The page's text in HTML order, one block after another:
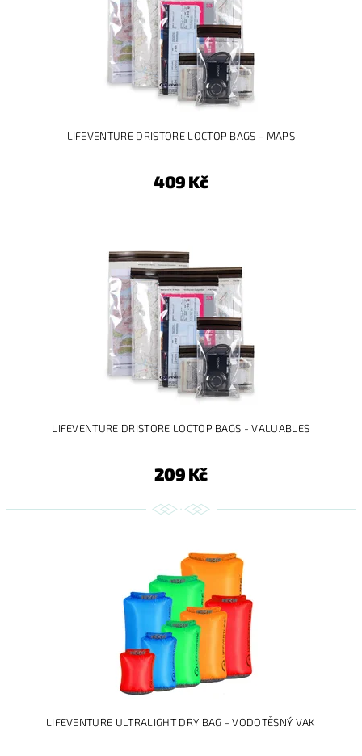
LIFEVENTURE DRISTORE LOCTOP BAGS - MAPS
409 Kč
LIFEVENTURE DRISTORE LOCTOP BAGS - VALUABLES
209 Kč
LIFEVENTURE ULTRALIGHT DRY BAG - VODOTĚSNÝ VAK